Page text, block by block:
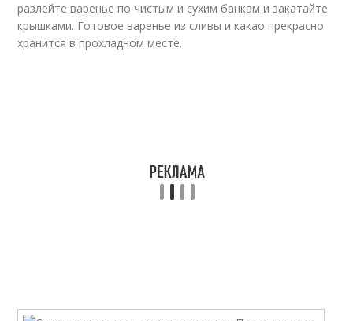
разлейте варенье по чистым и сухим банкам и закатайте
крышками. Готовое варенье из сливы и какао прекрасно
хранится в прохладном месте.